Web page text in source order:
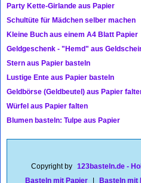
Party Kette-Girlande aus Papier
Schultüte für Mädchen selber machen
Kleine Buch aus einem A4 Blatt Papier
Geldgeschenk - "Hemd" aus
Stern aus Papier basteln
Lustige Ente aus Papier basteln
Geldbörse (Geldbeutel) aus Papier
Würfel aus Papier falten
Blumen basteln: Tulpe aus Papier
Copyright by 123basteln.de -
Basteln mit Papier
Basteln mit